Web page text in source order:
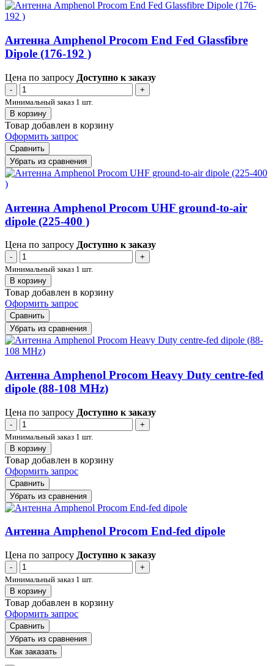
Антенна Amphenol Procom End Fed Glassfibre
Dipole (176-192 )
Цена по запросу Доступно к заказу
-
+
Минимальный заказ 1 шт.
В корзину
Товар добавлен в корзину
Оформить запрос
Сравнить
Убрать из сравнения
Антенна Amphenol Procom UHF ground-to-air
dipole (225-400 )
Цена по запросу Доступно к заказу
-
+
Минимальный заказ 1 шт.
В корзину
Товар добавлен в корзину
Оформить запрос
Сравнить
Убрать из сравнения
Антенна Amphenol Procom Heavy Duty centre-fed
dipole (88-108 MHz)
Цена по запросу Доступно к заказу
-
+
Минимальный заказ 1 шт.
В корзину
Товар добавлен в корзину
Оформить запрос
Сравнить
Убрать из сравнения
Антенна Amphenol Procom End-fed dipole
Цена по запросу Доступно к заказу
-
+
Минимальный заказ 1 шт.
В корзину
Товар добавлен в корзину
Оформить запрос
Сравнить
Убрать из сравнения
Как заказать